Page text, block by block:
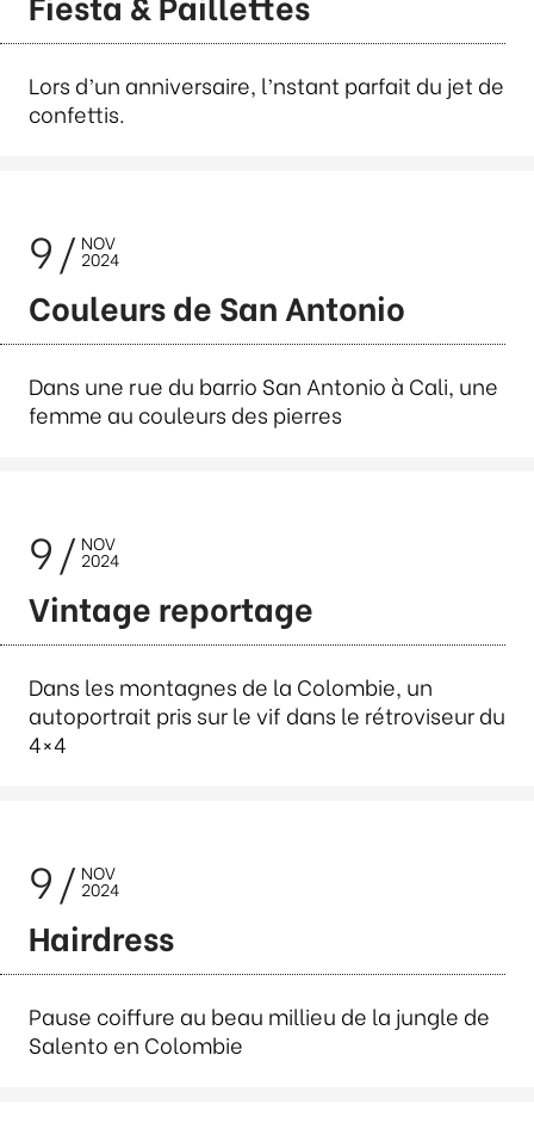
Lors d’un anniversaire, l’nstant parfait du jet de
confettis.
9 NOV
2024
Couleurs de San Antonio
Dans une rue du barrio San Antonio à Cali, une
femme au couleurs des pierres
9 NOV
2024
Vintage reportage
Dans les montagnes de la Colombie, un
autoportrait pris sur le vif dans le rétroviseur du
4×4
9 NOV
2024
Hairdress
Pause coiffure au beau millieu de la jungle de
Salento en Colombie